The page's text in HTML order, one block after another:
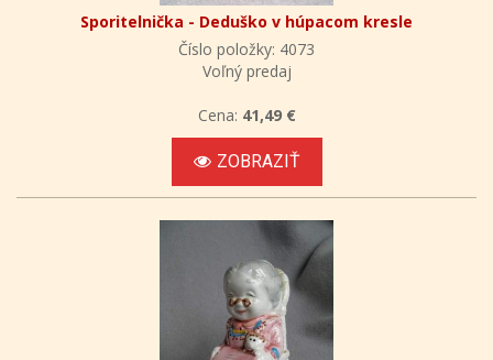
Sporitelnička - Deduško v húpacom kresle
Číslo položky: 4073
Voľný predaj
Cena: 41,49 €
ZOBRAZIŤ